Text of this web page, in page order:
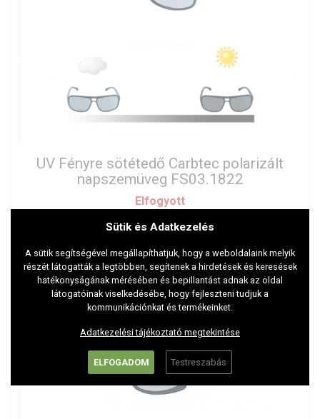
UV Fényre sötétedő Carbtec polarizált
napszemüveg FS03.1822
Elfogyott
Sütik és Adatkezelés
A sütik segítségével megállapíthatjuk, hogy a weboldalaink melyik
részét látogatták a legtöbben, segítenek a hirdetések és keresések
hatékonyságának mérésében és bepillantást adnak az oldal
látogatóinak viselkedésébe, hogy fejleszteni tudjuk a
kommunikációnkat és termékeinket.
Adatkezelési tájékoztató megtekintése
ELFOGADOM Testreszabás